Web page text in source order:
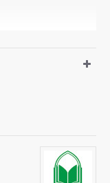
3093-рақамли